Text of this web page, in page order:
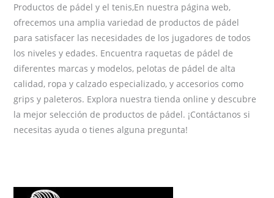
Productos de pádel y el tenis,En nuestra página web,
ofrecemos una amplia variedad de productos de pádel
para satisfacer las necesidades de los jugadores de todos
los niveles y edades. Encuentra raquetas de pádel de
diferentes marcas y modelos, pelotas de pádel de alta
calidad, ropa y calzado especializado, y accesorios como
grips y paleteros. Explora nuestra tienda online y descubre
la mejor selección de productos de pádel. ¡Contáctanos si
necesitas ayuda o tienes alguna pregunta!